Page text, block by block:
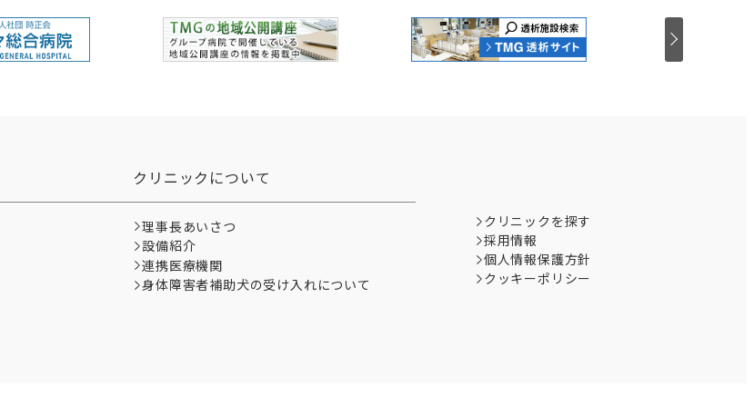
クリニックについて
理事長あいさつ
設備紹介
連携医療機関
身体障害者補助犬の受け入れについて
クリニックを探す
採用情報
個人情報保護方針
クッキーポリシー